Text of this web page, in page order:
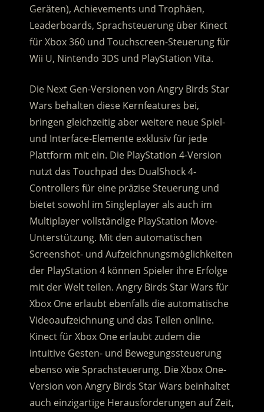
Geräten), Achievements und Trophäen,
Leaderboards, Sprachsteuerung über Kinect
für Xbox 360 und Touchscreen-Steuerung für
Wii U, Nintendo 3DS und PlayStation Vita.
Die Next Gen-Versionen von Angry Birds Star
Wars behalten diese Kernfeatures bei,
bringen gleichzeitig aber weitere neue Spiel-
und Interface-Elemente exklusiv für jede
Plattform mit ein. Die PlayStation 4-Version
nutzt das Touchpad des DualShock 4-
Controllers für eine präzise Steuerung und
bietet sowohl im Singleplayer als auch im
Multiplayer vollständige PlayStation Move-
Unterstützung. Mit den automatischen
Screenshot- und Aufzeichnungsmöglichkeiten
der PlayStation 4 können Spieler ihre Erfolge
mit der Welt teilen. Angry Birds Star Wars für
Xbox One erlaubt ebenfalls die automatische
Videoaufzeichnung und das Teilen online.
Kinect für Xbox One erlaubt zudem die
intuitive Gesten- und Bewegungssteuerung
ebenso wie Sprachsteuerung. Die Xbox One-
Version von Angry Birds Star Wars beinhaltet
auch einzigartige Herausforderungen auf Zeit,